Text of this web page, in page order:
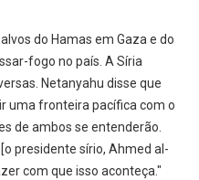
do Hamas em Gaza e do
fogo no país. A Síria
Netanyahu disse que
uma fronteira pacífica com o
de ambos se entenderão.
presidente sírio, Ahmed al-
com que isso aconteça."